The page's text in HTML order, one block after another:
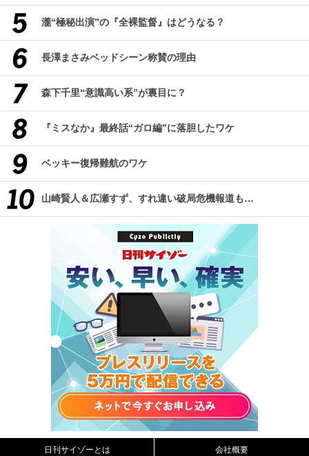
瀧“極秘出演”の『全裸監督』はどうなる？
長澤まさみベッドシーン称賛の理由
森下千里“意識高い系”が裏目に？
『ミスなか』最終話“ガロ編”に落胆したワケ
ベッキー復帰難航のワケ
山崎賢人＆広瀬すず、すれ違い破局危機報道も…
日刊サイゾーとは 会社概要